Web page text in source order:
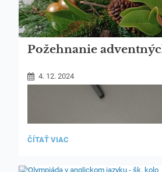
Požehnanie
4. 12. 2024
POŽEHNANIE
ČÍTAŤ VIAC